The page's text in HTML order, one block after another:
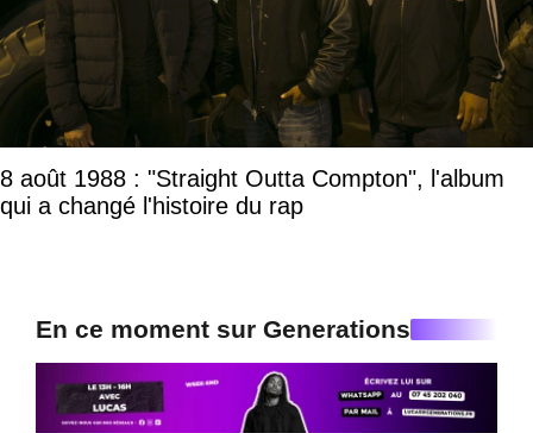
8 août 1988 : "Straight Outta Compton", l'album
qui a changé l'histoire du rap
En ce moment sur Generations